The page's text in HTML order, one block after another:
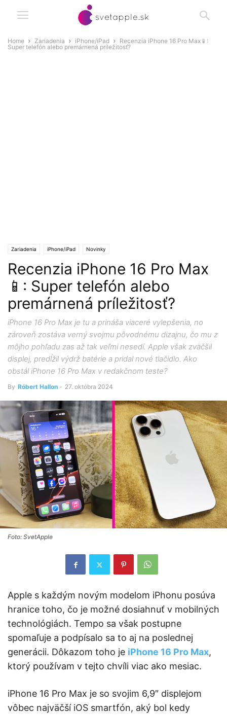
Home Zariadenia iPhone/iPad
Recenzia iPhone 16 Pro Max📱:
Super telefón alebo premárnená príležitosť?
Zariadenia iPhone/iPad Novinky
Recenzia iPhone 16 Pro Max
📱: Super telefón alebo
premárnená príležitosť?
iPhone 16 Pro Max je tu a prináša viaceré vylepšenia, no
zároveň zostáva verný svojmu pôvodnému dizajnu, čo mu z
môjho pohľadu zas až tak veľmi nesedí. Apple však zväčšil
displej, predĺžil výdrž batérie a pridal nové tlačidlo. Ako
obstál iPhone 16 Pro Max v redakčnom teste?
By Róbert Hallon - 27. októbra 2024
Foto: SvetApple
Apple s každým novým modelom iPhonu posúva
hranice toho, čo je možné dosiahnuť v mobilných
technológiách. Tempo sa však postupne
spomaľuje a podpísalo sa to aj na poslednej
generácii. Dôkazom toho je iPhone 16 Pro Max,
ktorý používam v tejto chvíli viac ako mesiac.
iPhone 16 Pro Max je so svojim 6,9″ displejom
vôbec najväčší iOS smartfón, aký bol kedy